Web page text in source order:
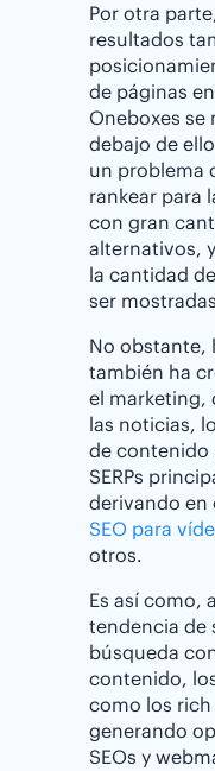
Por otra
resultados
de páginas
Oneboxes
debajo de
un problema
rankear para
con gran
alternativos,
la cantidad
ser
No obstante,
también ha
el marketing,
las noticias,
de contenido
SERPs
derivando en
SEO para
otros.
Es así como,
tendencia de
búsqueda
contenido,
como los
generando
SEOs y